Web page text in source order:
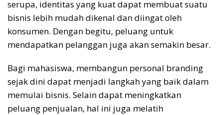
serupa, identitas yang kuat dapat membuat suatu
bisnis lebih mudah dikenal dan diingat oleh
konsumen. Dengan begitu, peluang untuk
mendapatkan pelanggan juga akan semakin besar.
Bagi mahasiswa, membangun personal branding
sejak dini dapat menjadi langkah yang baik dalam
memulai bisnis. Selain dapat meningkatkan
peluang penjualan, hal ini juga melatih